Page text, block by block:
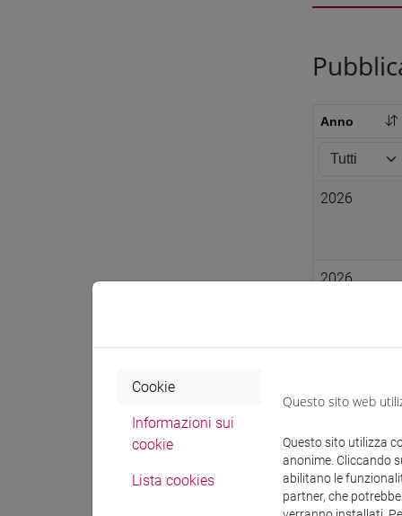
Anno
2026
2026
2025
Cookie
Informazioni sui
cookie
Lista cookies
Questo sito web
Questo sito utilizza
anonime. Cliccando
abilitano le
partner, che